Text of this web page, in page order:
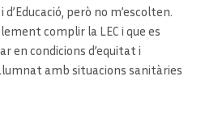
però no m’escolten.
complir la LEC i que es
en condicions d’equitat i
amb situacions sanitàries